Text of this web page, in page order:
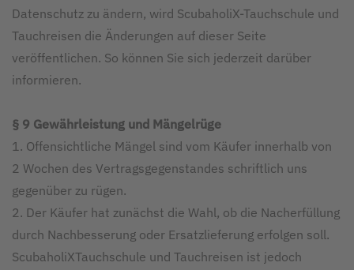
Datenschutz zu ändern, wird ScubaholiX-Tauchschule und
Tauchreisen die Änderungen auf dieser Seite
veröffentlichen. So können Sie sich jederzeit darüber
informieren.
§ 9 Gewährleistung und Mängelrüge
1. Offensichtliche Mängel sind vom Käufer innerhalb von
2 Wochen des Vertragsgegenstandes schriftlich uns
gegenüber zu rügen.
2. Der Käufer hat zunächst die Wahl, ob die Nacherfüllung
durch Nachbesserung oder Ersatzlieferung erfolgen soll.
ScubaholiXTauchschule und Tauchreisen ist jedoch